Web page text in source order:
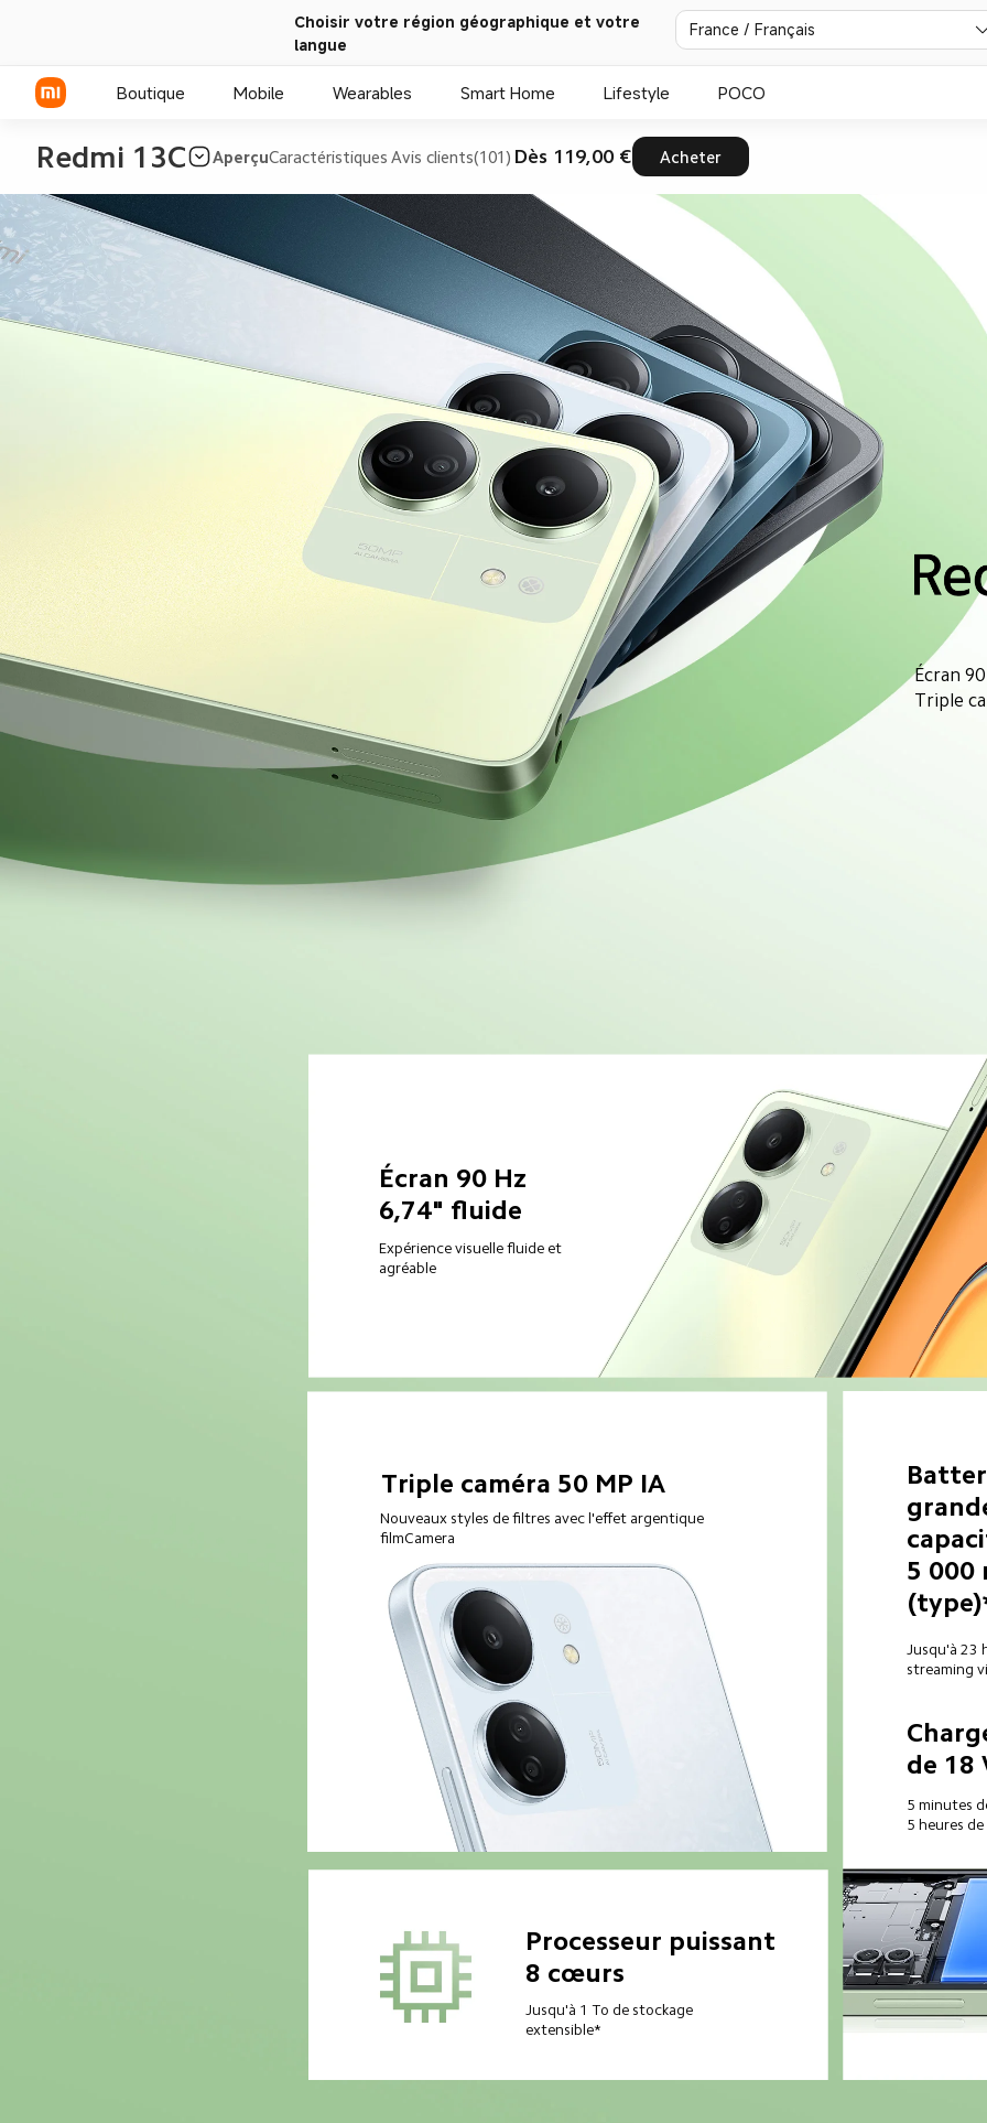
Choisir votre région géographique et votre
langue
France / Français
Boutique Mobile
Série Xiaomi
Série REDMI
Smartphones POCO
Wearables Smart Home Lifestyle POCO
Redmi 13C AperçuCaractéristiques Avis clients(101) Dès 119,00 € Acheter
Écran
Triple
Écran 90 Hz
6,74" fluide
Expérience visuelle fluide et
agréable
Triple caméra 50 MP IA
Nouveaux styles de filtres avec l'effet argentique
filmCamera
5 000
Jusqu'à 23
streaming
de 18
5 minutes
5 heures
Processeur puissant
8 cœurs
Jusqu'à 1 To de stockage
extensible*